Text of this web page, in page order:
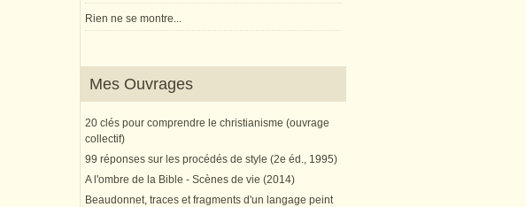
Rien ne se montre...
Mes Ouvrages
20 clés pour comprendre le christianisme (ouvrage
collectif)
99 réponses sur les procédés de style (2e éd., 1995)
A l'ombre de la Bible - Scènes de vie (2014)
Beaudonnet, traces et fragments d'un langage peint